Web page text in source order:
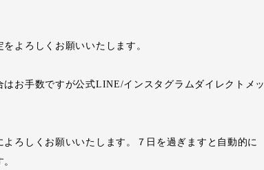
よろしくお願いいたします。
はお手数ですが公式LINE/インスタグラムダイレクトメッ
よろしくお願いいたします。７日を過ぎますと自動的に